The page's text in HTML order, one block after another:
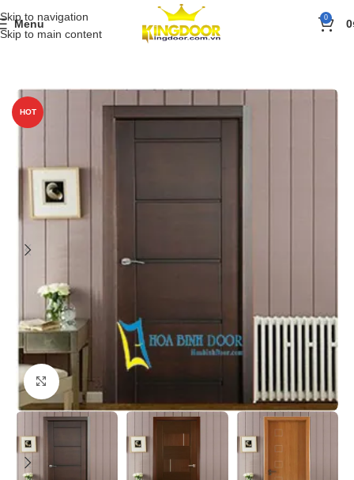
Skip to navigation
Skip to main content
Menu 0 0
Trang chủ» Sản phẩm BÁO GIÁ»Giá cửa công nghiệp MDF PVC
HOT
Click to enlarge